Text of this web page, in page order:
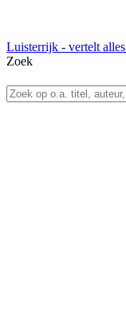
Luisterrijk - vertelt alles
Zoek